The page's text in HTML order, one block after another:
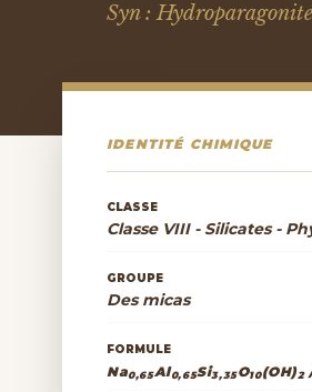
Syn : Hydroparagonite
IDENTITÉ CHIMIQUE
CLASSE
Classe VIII - Silicates -
GROUPE
Des micas
FORMULE
Na0,65Al0,65Si3,35O10(OH)2